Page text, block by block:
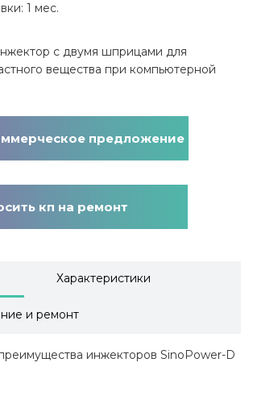
1 мес.
с двумя шприцами для
вещества при компьютерной
предложение
кп на ремонт
Характеристики
и ремонт
инжекторов SinoPower-D